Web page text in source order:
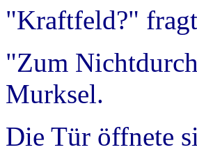
"Kraftfeld?"
"Zum
Murksel.
Die Tür öffnete